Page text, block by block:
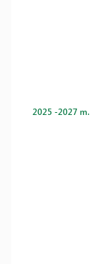
2025 -2027 m.